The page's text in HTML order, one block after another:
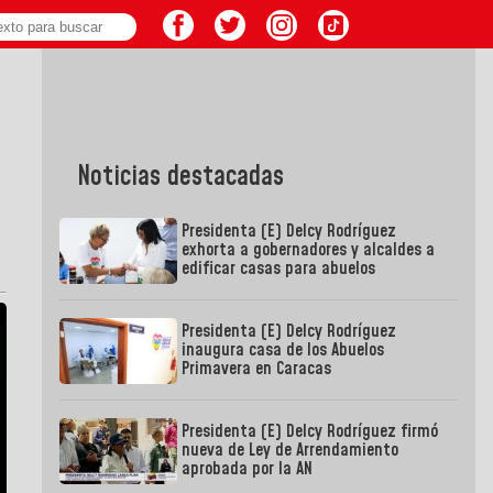
Noticias destacadas
Presidenta (E) Delcy Rodríguez
exhorta a gobernadores y alcaldes a
edificar casas para abuelos
Presidenta (E) Delcy Rodríguez
inaugura casa de los Abuelos
Primavera en Caracas
Presidenta (E) Delcy Rodríguez firmó
nueva de Ley de Arrendamiento
aprobada por la AN